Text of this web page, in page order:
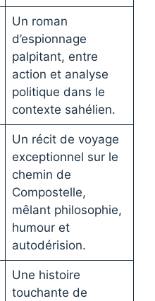
Un roman
d’espionnage
palpitant, entre
action et analyse
politique dans le
contexte sahélien.
Un récit de voyage
exceptionnel sur le
chemin de
Compostelle,
mêlant philosophie,
humour et
autodérision.
Une histoire
touchante de